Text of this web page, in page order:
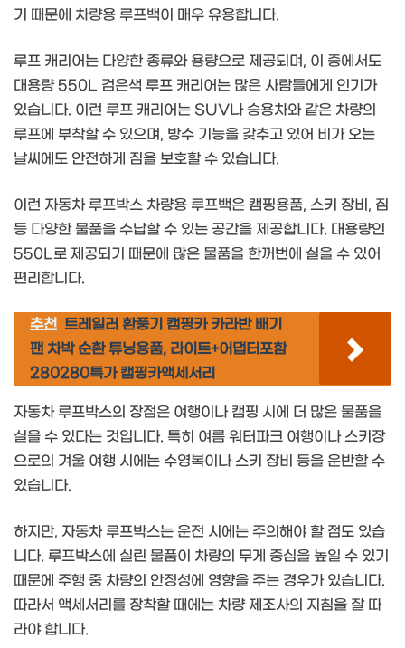
기 때문에 차량용 루프백이 매우 유용합니다.
루프 캐리어는 다양한 종류와 용량으로 제공되며, 이 중에서도
대용량 550L 검은색 루프 캐리어는 많은 사람들에게 인기가
있습니다. 이런 루프 캐리어는 SUV나 승용차와 같은 차량의
루프에 부착할 수 있으며, 방수 기능을 갖추고 있어 비가 오는
날씨에도 안전하게 짐을 보호할 수 있습니다.
이런 자동차 루프박스 차량용 루프백은 캠핑용품, 스키 장비, 짐
등 다양한 물품을 수납할 수 있는 공간을 제공합니다. 대용량인
550L로 제공되기 때문에 많은 물품을 한꺼번에 실을 수 있어
편리합니다.
추천 트레일러 환풍기 캠핑카 카라반 배기
팬 차박 순환 튜닝용품, 라이트+어댑터포함
280280특가 캠핑카액세서리
자동차 루프박스의 장점은 여행이나 캠핑 시에 더 많은 물품을
실을 수 있다는 것입니다. 특히 여름 워터파크 여행이나 스키장
으로의 겨울 여행 시에는 수영복이나 스키 장비 등을 운반할 수
있습니다.
하지만, 자동차 루프박스는 운전 시에는 주의해야 할 점도 있습
니다. 루프박스에 실린 물품이 차량의 무게 중심을 높일 수 있기
때문에 주행 중 차량의 안정성에 영향을 주는 경우가 있습니다.
따라서 액세서리를 장착할 때에는 차량 제조사의 지침을 잘 따
라야 합니다.